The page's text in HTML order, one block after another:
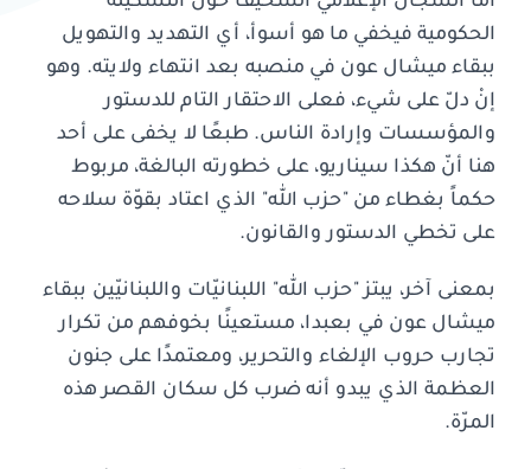
الحكومية فيخفي ما هو أسوأ، أي التهديد والتهويل
ببقاء ميشال عون في منصبه بعد انتهاء ولايته. وهو
إنْ دلّ على شيء، فعلى الاحتقار التام للدستور
والمؤسسات وإرادة الناس. طبعًا لا يخفى على أحد
هنا أنّ هكذا سيناريو، على خطورته البالغة، مربوط
حكماً بغطاء من "حزب الله" الذي اعتاد بقوّة سلاحه
على تخطي الدستور والقانون.
بمعنى آخر، يبتز "حزب الله" اللبنانيّات واللبنانيّين ببقاء
ميشال عون في بعبدا، مستعينًا بخوفهم من تكرار
تجارب حروب الإلغاء والتحرير، ومعتمدًا على جنون
العظمة الذي يبدو أنه ضرب كل سكان القصر هذه
المرّة.